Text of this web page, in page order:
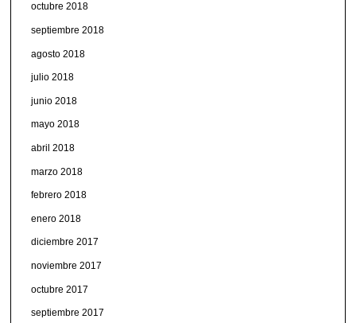
octubre 2018
septiembre 2018
agosto 2018
julio 2018
junio 2018
mayo 2018
abril 2018
marzo 2018
febrero 2018
enero 2018
diciembre 2017
noviembre 2017
octubre 2017
septiembre 2017